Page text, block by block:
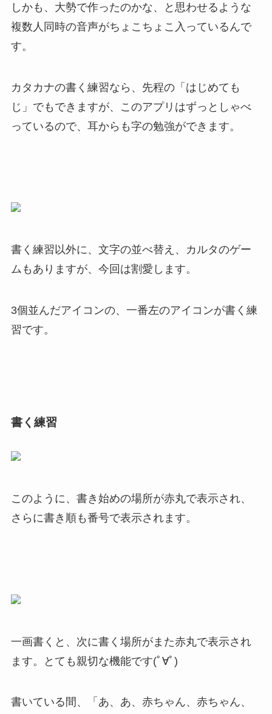
しかも、大勢で作ったのかな、と思わせるような
複数人同時の音声がちょこちょこ入っているんで
す。
カタカナの書く練習なら、先程の「はじめても
じ」でもできますが、このアプリはずっとしゃべ
っているので、耳からも字の勉強ができます。
書く練習以外に、文字の並べ替え、カルタのゲー
ムもありますが、今回は割愛します。
3個並んだアイコンの、一番左のアイコンが書く練
習です。
書く練習
このように、書き始めの場所が赤丸で表示され、
さらに書き順も番号で表示されます。
一画書くと、次に書く場所がまた赤丸で表示され
ます。とても親切な機能です(ﾟ∀ﾟ)
書いている間、「あ、あ、赤ちゃん、赤ちゃん、